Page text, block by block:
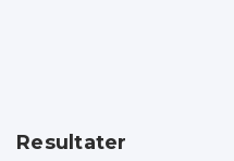
Resultater